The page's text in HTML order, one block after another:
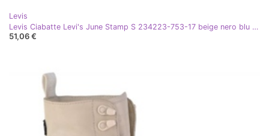
Levis
Levis Ciabatte Levi's June Stamp S 234223-753-17 beige nero blu arancia verde
51,06 €